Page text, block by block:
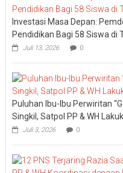
Investasi Masa Depan:
Pendidikan Bagi 58 Siswa di
Juli 13, 2026 0
Puluhan Ibu-Ibu Perwiritan
Singkil, Satpol PP & WH
Juli 3, 2026 0